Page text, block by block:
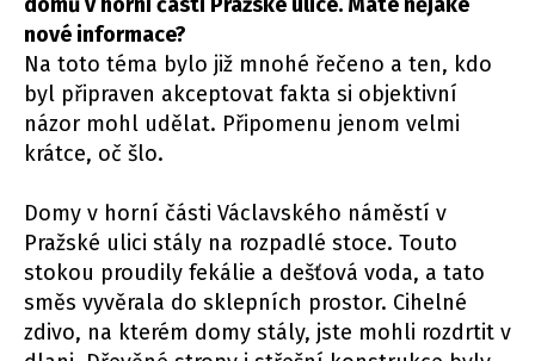
nové informace?
Na toto téma bylo již mnohé řečeno a ten, kdo
byl připraven akceptovat fakta si objektivní
názor mohl udělat. Připomenu jenom velmi
krátce, oč šlo.
Domy v horní části Václavského náměstí v
Pražské ulici stály na rozpadlé stoce. Touto
stokou proudily fekálie a dešťová voda, a tato
směs vyvěrala do sklepních prostor. Cihelné
zdivo, na kterém domy stály, jste mohli rozdrtit v